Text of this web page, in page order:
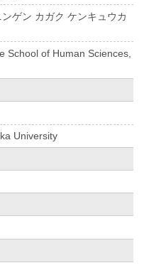
ゲン カガク ケンキュウカ
School of Human Sciences,
University